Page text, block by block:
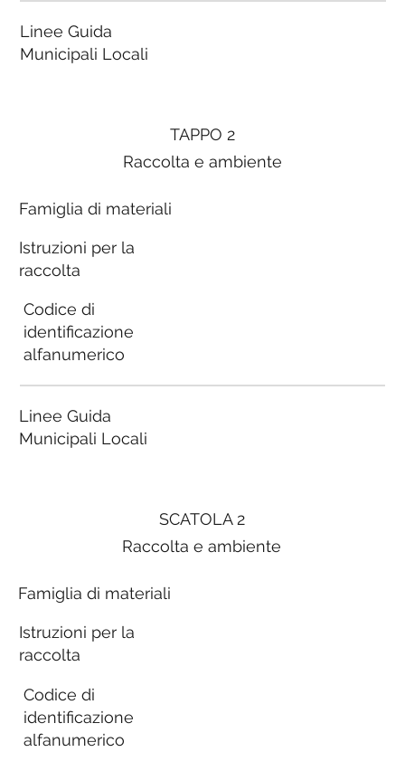
Linee Guida
Municipali Locali
SCATOLA 2
Raccolta e ambiente
Famiglia di materiali
Istruzioni per la
raccolta
Codice di
identificazione
alfanumerico
TAPPO 2
Raccolta e ambiente
Famiglia di materiali
Istruzioni per la
raccolta
Codice di
identificazione
alfanumerico
Linee Guida
Municipali Locali